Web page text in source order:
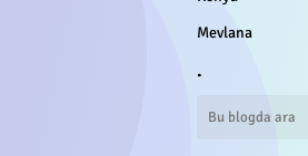
Mevlana
.